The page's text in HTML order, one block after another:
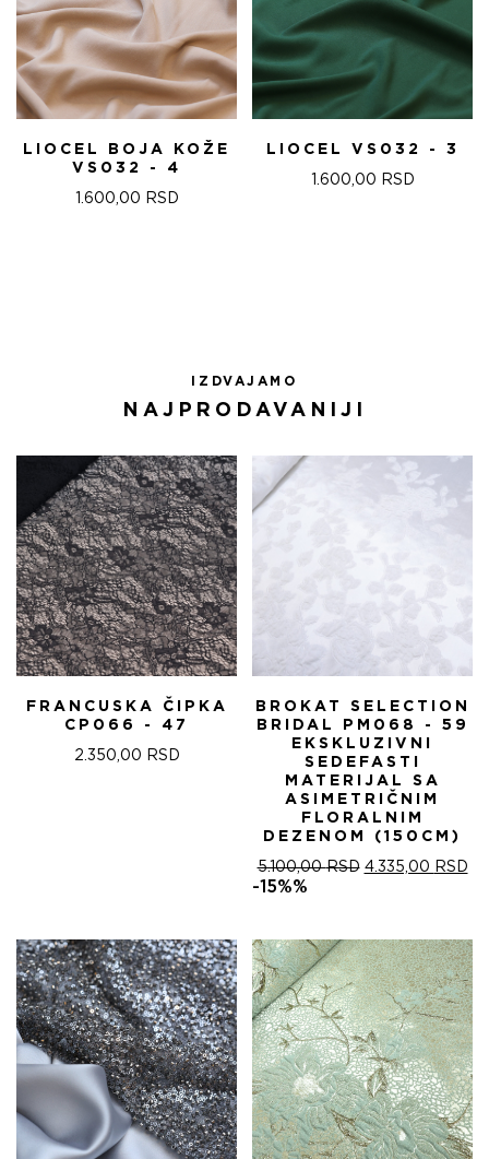
LIOCEL BOJA KOŽE
VS032 - 4
1.600,00 RSD
LIOCEL VS032 - 3
1.600,00 RSD
IZDVAJAMO
NAJPRODAVANIJI
FRANCUSKA ČIPKA
CP066 - 47
2.350,00 RSD
BROKAT SELECTION
BRIDAL PM068 - 59
EKSKLUZIVNI
SEDEFASTI
MATERIJAL SA
ASIMETRIČNIM
FLORALNIM
DEZENOM (150CM)
5.100,00RSD ОРИГИНАЛНА
5.100,00 RSD.
4.335,00 RSD
-15%%